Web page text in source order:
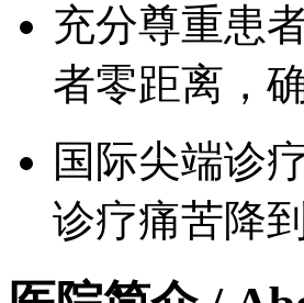
充分尊重患
者零距离，
国际尖端诊
诊疗痛苦降